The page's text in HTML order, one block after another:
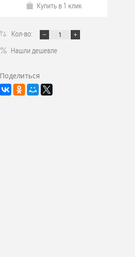
Купить в 1 клик
Кол-во:
Нашли дешевле
Поделиться